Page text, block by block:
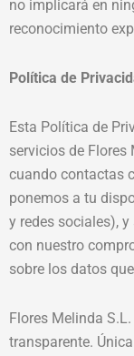
no implicará en
reconocimiento
Política de
Esta Política de
servicios de Flores
cuando contactas
ponemos a tu
y redes sociales),
con nuestro
sobre los datos
Flores Melinda
transparente.